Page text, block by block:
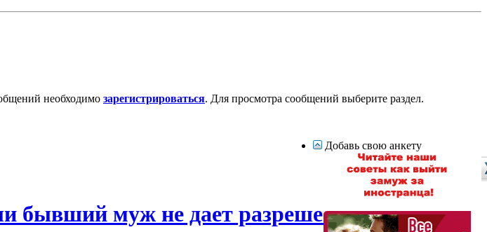
необходимо зарегистрироваться. Для просмотра сообщений выберите раздел.
бывший муж не дает разрешения на выезд
Добавь свою анкету